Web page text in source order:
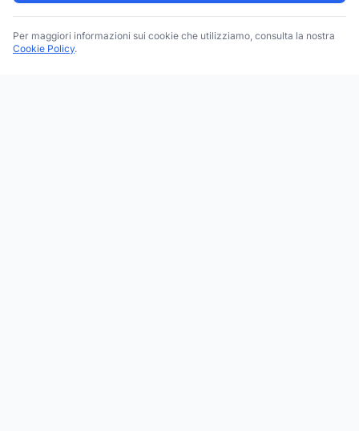
Per maggiori informazioni sui cookie che utilizziamo, consulta la nostra
Cookie Policy.